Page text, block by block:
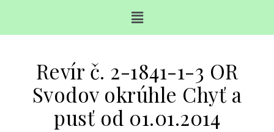
Revír č. 2-1841-1-3 OR
Svodov okrúhle Chyť a
pusť od 01.01.2014